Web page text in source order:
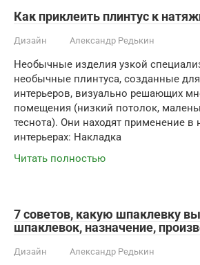
Как приклеить плинтус к
Дизайн Александр Редькин
Необычные изделия узкой
необычные плинтуса, созданные
интерьеров, визуально решающих
помещения (низкий потолок,
теснота). Они находят применение
интерьерах: Накладка
Читать полностью
7 советов, какую шпаклевку
шпаклевок, назначение,
Дизайн Александр Редькин